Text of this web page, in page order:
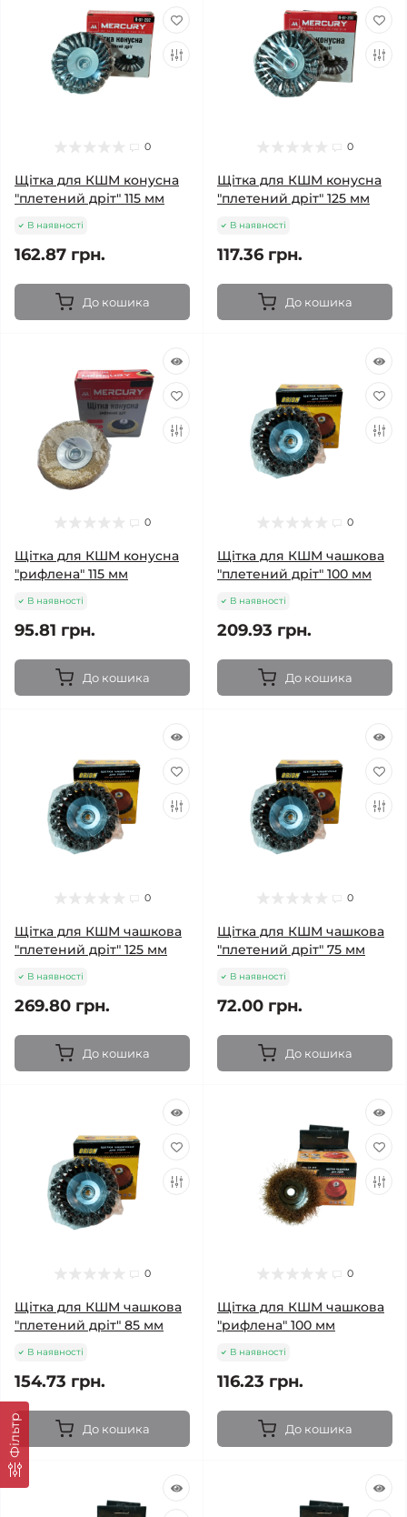
Фільтр
0
Щітка для КШМ конусна
"плетений дріт" 115 мм
В наявності
162.87 грн.
До кошика
0
Щітка для КШМ конусна
"плетений дріт" 125 мм
В наявності
117.36 грн.
До кошика
0
Щітка для КШМ конусна
"рифлена" 115 мм
В наявності
95.81 грн.
До кошика
0
Щітка для КШМ чашкова
"плетений дріт" 100 мм
В наявності
209.93 грн.
До кошика
0
Щітка для КШМ чашкова
"плетений дріт" 125 мм
В наявності
269.80 грн.
До кошика
0
Щітка для КШМ чашкова
"плетений дріт" 75 мм
В наявності
72.00 грн.
До кошика
0
Щітка для КШМ чашкова
"плетений дріт" 85 мм
В наявності
154.73 грн.
До кошика
0
Щітка для КШМ чашкова
"рифлена" 100 мм
В наявності
116.23 грн.
До кошика